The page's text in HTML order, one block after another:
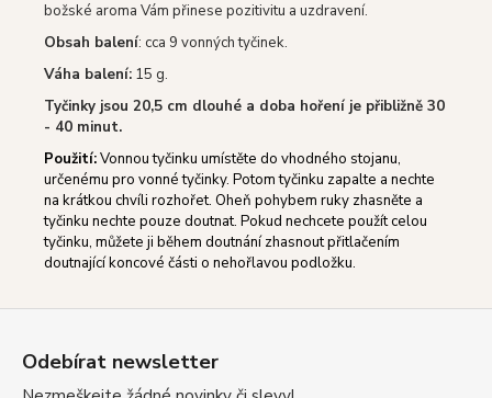
božské aroma Vám přinese pozitivitu a uzdravení.
Obsah balení: cca 9 vonných tyčinek.
Váha balení: 15 g.
Tyčinky jsou 20,5 cm dlouhé a doba hoření je přibližně 30
- 40 minut.
Použití:Vonnou tyčinku umístěte do vhodného stojanu,
určenému pro vonné tyčinky. Potom tyčinku zapalte a nechte
na krátkou chvíli rozhořet. Oheň pohybem ruky zhasněte a
tyčinku nechte pouze doutnat. Pokud nechcete použít celou
tyčinku, můžete ji během doutnání zhasnout přitlačením
doutnající koncové části o nehořlavou podložku.
Odebírat newsletter